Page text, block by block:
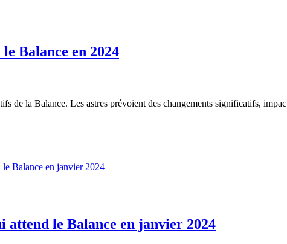
Balance en 2024
de la Balance. Les astres prévoient des changements significatifs,
attend le Balance en janvier 2024